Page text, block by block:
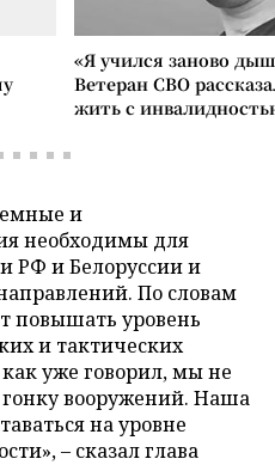
«Я учился заново
Ветеран СВО
жить с
и
необходимы для
РФ и Белоруссии и
По словам
повышать уровень
и тактических
уже говорил, мы не
вооружений. Наша
на уровне
– сказал глава